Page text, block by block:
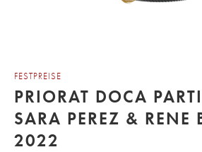
FESTPREISE
PRIORAT DOCA
SARA PEREZ & RENE
2022